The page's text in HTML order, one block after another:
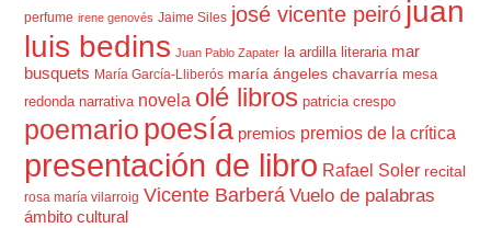
perfume irene genovés Jaime Siles josé vicente peiró juan
luis bedins Juan Pablo Zapater la ardilla literaria mar
busquets María García-Lliberós maría ángeles chavarría mesa
redonda narrativa novela olé libros patricia crespo
poemario poesía premios premios de la crítica
presentación de libro Rafael Soler recital
rosa maría vilarroig Vicente Barberá Vuelo de palabras
ámbito cultural